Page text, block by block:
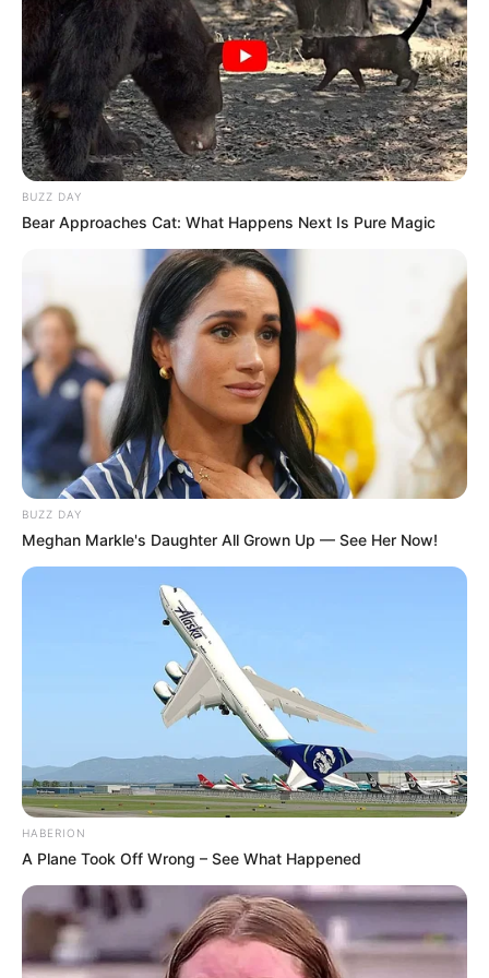
Passo 1
Passo 2
Passo 3
7 Dicas para Vender Aromatizador de Ambientes
Dica 1 – Decore o frasco e as varetas:
Dica 2 – Invista em frascos decorativos:
Dica 3 – Etiquete seu produto:
Dica 5 – Faça aromatizadores pequenos e
Dica 6 – Crie kits de aromatizadores de
ambiente:
Dica 7 – Embale seu produto:
Como Fazer Aromatizador de
Ambiente em Spray
Os aromatizadores de ambientes em spray
perfumam os ambientes imediatamente. Desse
BUZZ DAY
Bear Approaches Cat: What Happens Next Is Pure Magic
BUZZ DAY
Meghan Markle's Daughter All Grown Up — See Her Now!
HABERION
A Plane Took Off Wrong – See What Happened